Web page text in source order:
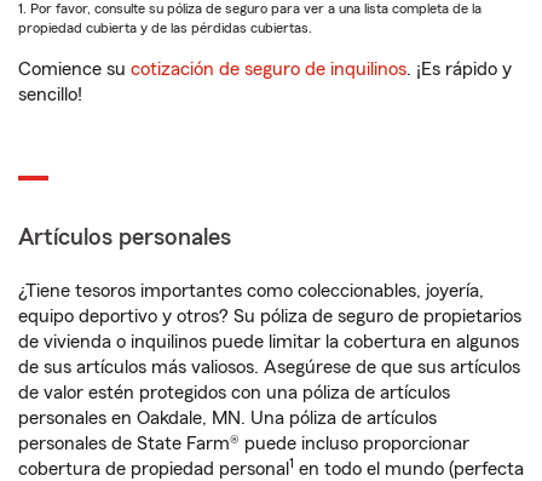
1. Por favor, consulte su póliza de seguro para ver a una lista completa de la
propiedad cubierta y de las pérdidas cubiertas.
Comience su cotización de seguro de inquilinos. ¡Es rápido y
sencillo!
Artículos personales
¿Tiene tesoros importantes como coleccionables, joyería,
equipo deportivo y otros? Su póliza de seguro de propietarios
de vivienda o inquilinos puede limitar la cobertura en algunos
de sus artículos más valiosos. Asegúrese de que sus artículos
de valor estén protegidos con una póliza de artículos
personales en Oakdale, MN. Una póliza de artículos
personales de State Farm® puede incluso proporcionar
cobertura de propiedad personal 1 en todo el mundo (perfecta